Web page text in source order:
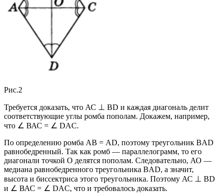
Рис.2
Требуется доказать, что АС ⊥ BD и каждая диагональ делит
соответствующие углы ромба пополам. Докажем, например,
что ∠ ВАС = ∠ DAC.
По определению ромба АВ = AD, поэтому треугольник BAD
равнобедренный. Так как ромб — параллелограмм, то его
диагонали точкой О делятся пополам. Следовательно, АО —
медиана равнобедренного треугольника BAD, а значит,
высота и биссектриса этого треугольника. Поэтому АС ⊥ BD
и ∠ ВАС = ∠ DAC, что и требовалось доказать.